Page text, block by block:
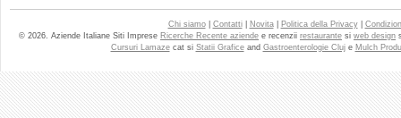
Chi siamo| Contatti| Novita| Politica della Privacy|
© 2026. Aziende Italiane Siti Imprese Ricerche Recente aziende e recenzii restaurante si web design
Cursuri Lamazecat si Statii Graficeand Gastroenterologie Cluje Mulch